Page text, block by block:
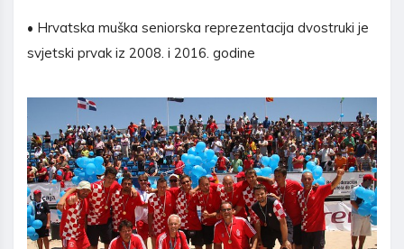
• Hrvatska muška seniorska reprezentacija dvostruki je
svjetski prvak iz 2008. i 2016. godine